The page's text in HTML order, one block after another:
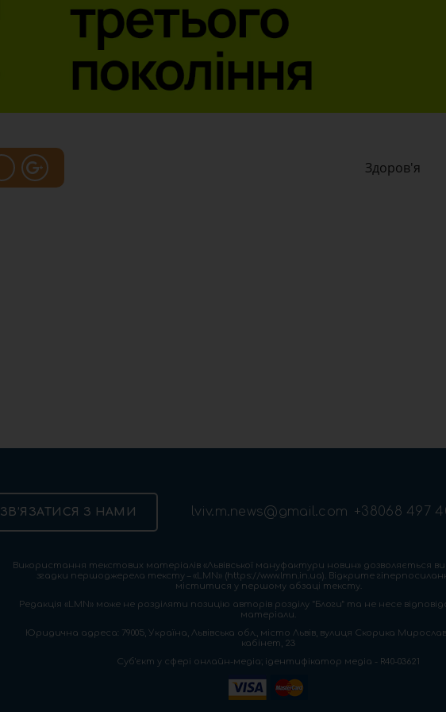
Здоров'я
ЗВ’ЯЗАТИСЯ З НАМИ lviv.m.news@gmail.com +38068 497
Використання текстових матеріалів «Львівської мануфактури новин» дозволяється
згадки першоджерела тексту – «LMN» (https://www.lmn.in.ua). Відкрите
міститися у першому абзаці тексту.
Редакція «LMN» може не розділяти позицію авторів розділу “Блоги” та не несе
матеріали.
Юридична адреса: 79005, Україна, Львівська обл., місто Львів, вулиця Скорика
кабінет, 23
Cуб'єкт у сфері онлайн-медіа; ідентифікатор медіа - R40-03621